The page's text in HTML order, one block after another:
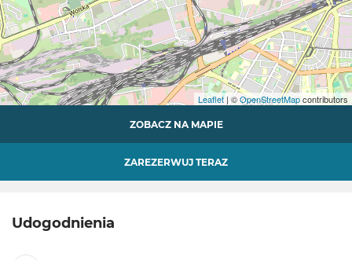
Leaflet| ©OpenStreetMapcontributors
ZOBACZ NA MAPIE
ZAREZERWUJ TERAZ
Udogodnienia